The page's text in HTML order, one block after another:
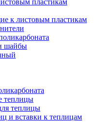
пластикам
к листовым пластикам
шайбы
теплицы
теплицы
и вставки к теплицам